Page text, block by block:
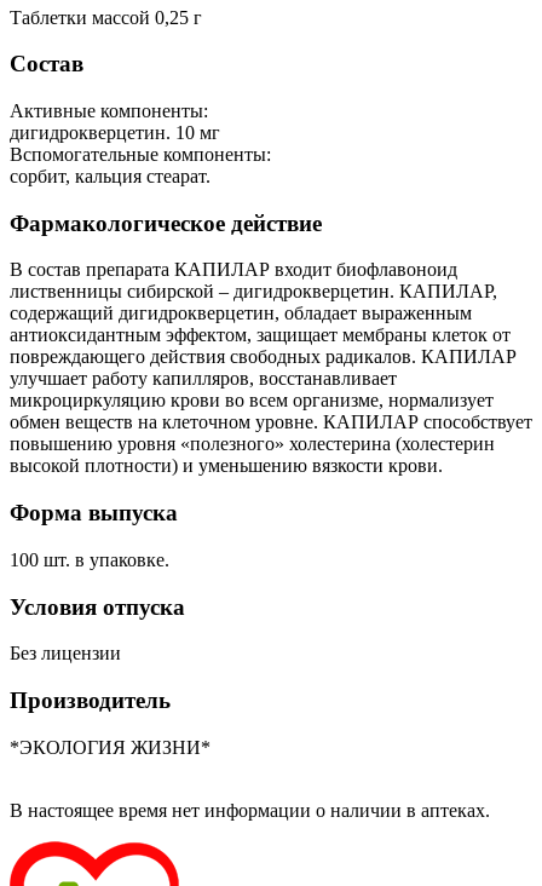
Таблетки массой 0,25 г
Состав
Активные компоненты:
дигидрокверцетин. 10 мг
Вспомогательные компоненты:
сорбит, кальция стеарат.
Фармакологическое действие
В состав препарата КАПИЛАР входит биофлавоноид
лиственницы сибирской – дигидрокверцетин. КАПИЛАР,
содержащий дигидрокверцетин, обладает выраженным
антиоксидантным эффектом, защищает мембраны клеток от
повреждающего действия свободных радикалов. КАПИЛАР
улучшает работу капилляров, восстанавливает
микроциркуляцию крови во всем организме, нормализует
обмен веществ на клеточном уровне. КАПИЛАР способствует
повышению уровня «полезного» холестерина (холестерин
высокой плотности) и уменьшению вязкости крови.
Форма выпуска
100 шт. в упаковке.
Условия отпуска
Без лицензии
Производитель
*ЭКОЛОГИЯ ЖИЗНИ*
В настоящее время нет информации о наличии в аптеках.